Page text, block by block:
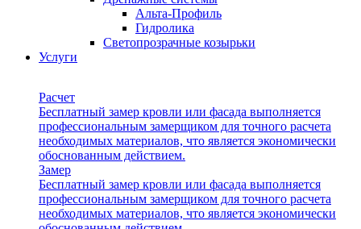
Альта-Профиль
Гидролика
Светопрозрачные козырьки
Услуги
Расчет
Бесплатный замер кровли или фасада выполняется
профессиональным замерщиком для точного расчета
необходимых материалов, что является экономически
обоснованным действием.
Замер
Бесплатный замер кровли или фасада выполняется
профессиональным замерщиком для точного расчета
необходимых материалов, что является экономически